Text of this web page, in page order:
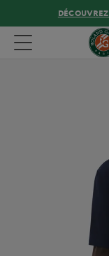
Toggle navigation